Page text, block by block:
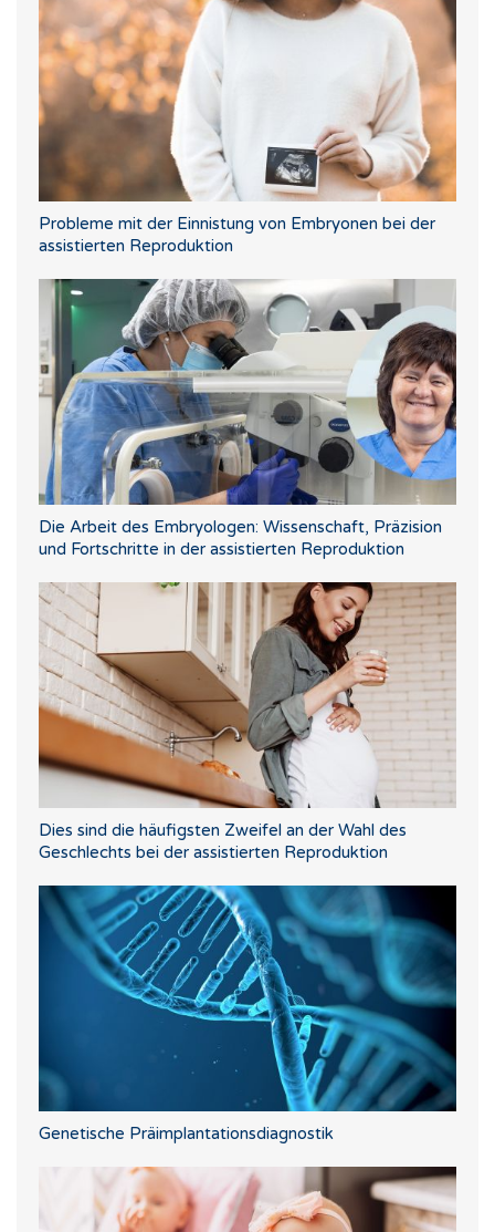
Probleme mit der Einnistung von Embryonen bei der
assistierten Reproduktion
Die Arbeit des Embryologen: Wissenschaft, Präzision
und Fortschritte in der assistierten Reproduktion
Dies sind die häufigsten Zweifel an der Wahl des
Geschlechts bei der assistierten Reproduktion
Genetische Präimplantationsdiagnostik